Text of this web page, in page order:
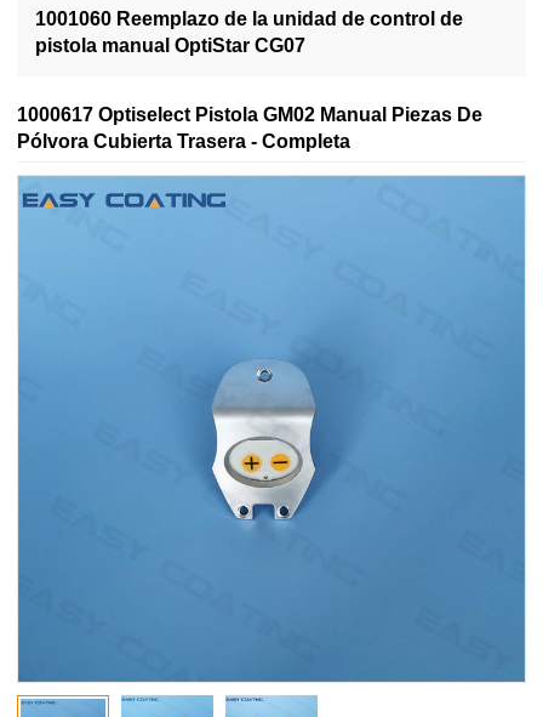
1001060 Reemplazo de la unidad de control de
pistola manual OptiStar CG07
1000617 Optiselect Pistola GM02 Manual Piezas De
Pólvora Cubierta Trasera - Completa